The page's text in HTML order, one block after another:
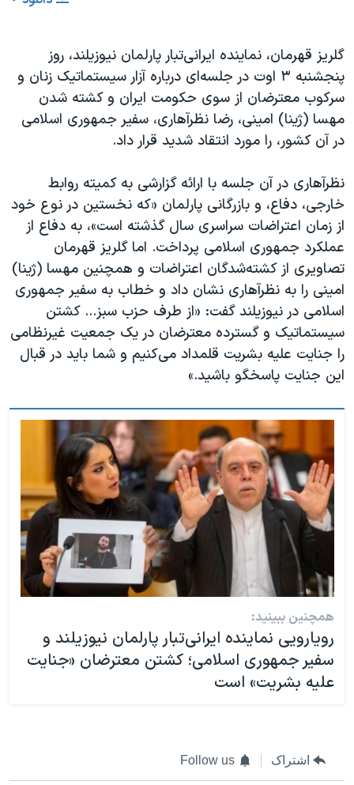
گلریز قهرمان، نماینده ایرانی‌تبار پارلمان نیوزیلند، روز
پنجشنبه ٣ اوت در جلسه‌ای درباره آزار سیستماتیک زنان و
سرکوب معترضان از سوی حکومت ایران و کشته شدن
مهسا (ژینا) امینی، رضا نظرآهاری، سفیر جمهوری اسلامی
در آن کشور، را مورد انتقاد شدید قرار داد.
نظرآهاری در آن جلسه با ارائه گزارشی به کمیته روابط
خارجی، دفاع، و بازرگانی پارلمان «که نخستین در نوع خود
از زمان اعتراضات سراسری سال گذشته است»، به دفاع از
عملکرد جمهوری اسلامی پرداخت. اما گلریز قهرمان
تصاویری از کشته‌شدگان اعتراضات و همچنین مهسا (ژینا)
امینی را به نظرآهاری نشان داد و خطاب به سفیر جمهوری
اسلامی در نیوزیلند گفت: «از طرف حزب سبز... کشتن
سیستماتیک و گسترده معترضان در یک جمعیت غیرنظامی
را جنایت علیه بشریت قلمداد می‌کنیم و شما باید در قبال
این جنایت پاسخگو باشید.»
همچنین ببینید:
رویارویی نماینده ایرانی‌تبار پارلمان نیوزیلند و
سفیر جمهوری اسلامی؛ کشتن معترضان «جنایت
علیه بشریت» است
اشتراک Follow us